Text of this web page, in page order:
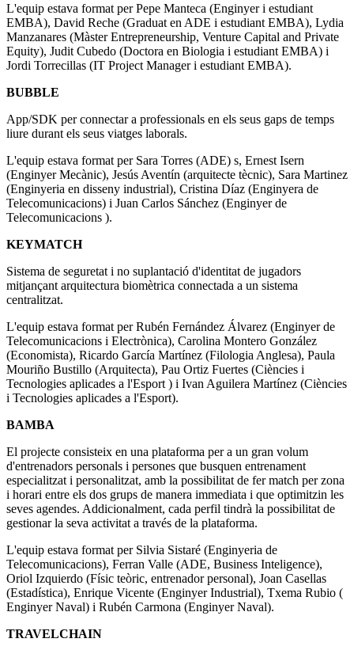
L'equip estava format per Pepe Manteca (Enginyer i estudiant
EMBA), David Reche (Graduat en ADE i estudiant EMBA), Lydia
Manzanares (Màster Entrepreneurship, Venture Capital and Private
Equity), Judit Cubedo (Doctora en Biologia i estudiant EMBA) i
Jordi Torrecillas (IT Project Manager i estudiant EMBA).
BUBBLE
App/SDK per connectar a professionals en els seus gaps de temps
liure durant els seus viatges laborals.
L'equip estava format per Sara Torres (ADE) s, Ernest Isern
(Enginyer Mecànic), Jesús Aventín (arquitecte tècnic), Sara Martinez
(Enginyeria en disseny industrial), Cristina Díaz (Enginyera de
Telecomunicacions) i Juan Carlos Sánchez (Enginyer de
Telecomunicacions ).
KEYMATCH
Sistema de seguretat i no suplantació d'identitat de jugadors
mitjançant arquitectura biomètrica connectada a un sistema
centralitzat.
L'equip estava format per Rubén Fernández Álvarez (Enginyer de
Telecomunicacions i Electrònica), Carolina Montero González
(Economista), Ricardo García Martínez (Filologia Anglesa), Paula
Mouriño Bustillo (Arquitecta), Pau Ortiz Fuertes (Ciències i
Tecnologies aplicades a l'Esport ) i Ivan Aguilera Martínez (Ciències
i Tecnologies aplicades a l'Esport).
BAMBA
El projecte consisteix en una plataforma per a un gran volum
d'entrenadors personals i persones que busquen entrenament
especialitzat i personalitzat, amb la possibilitat de fer match per zona
i horari entre els dos grups de manera immediata i que optimitzin les
seves agendes. Addicionalment, cada perfil tindrà la possibilitat de
gestionar la seva activitat a través de la plataforma.
L'equip estava format per Silvia Sistaré (Enginyeria de
Telecomunicacions), Ferran Valle (ADE, Business Inteligence),
Oriol Izquierdo (Físic teòric, entrenador personal), Joan Casellas
(Estadística), Enrique Vicente (Enginyer Industrial), Txema Rubio (
Enginyer Naval) i Rubén Carmona (Enginyer Naval).
TRAVELCHAIN